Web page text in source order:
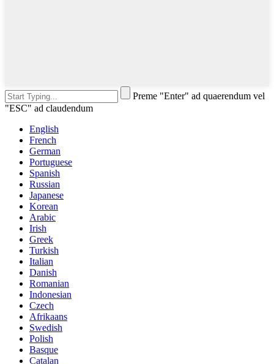
Preme "Enter" ad quaerendum vel
"ESC" ad claudendum
English
French
German
Portuguese
Spanish
Russian
Japanese
Korean
Arabic
Irish
Greek
Turkish
Italian
Danish
Romanian
Indonesian
Czech
Afrikaans
Swedish
Polish
Basque
Catalan